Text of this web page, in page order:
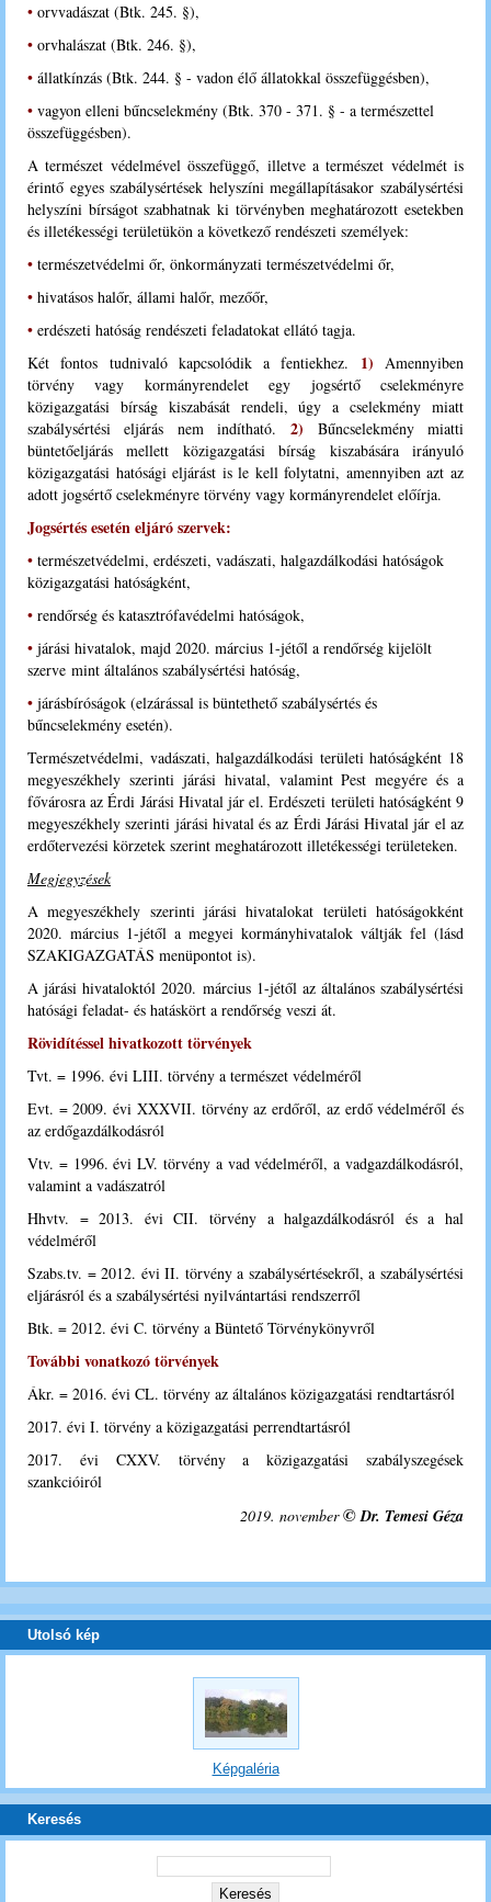
• orvvadászat (Btk. 245. §),
• orvhalászat (Btk. 246. §),
• állatkínzás (Btk. 244. § - vadon élő állatokkal összefüggésben),
• vagyon elleni bűncselekmény (Btk. 370 - 371. § - a természettel
összefüggésben).
A természet védelmével összefüggő, illetve a természet védelmét is
érintő egyes szabálysértések helyszíni megállapításakor szabálysértési
helyszíni bírságot szabhatnak ki törvényben meghatározott esetekben
és illetékességi területükön a következő rendészeti személyek:
• természetvédelmi őr, önkormányzati természetvédelmi őr,
• hivatásos halőr, állami halőr, mezőőr,
• erdészeti hatóság rendészeti feladatokat ellátó tagja.
Két fontos tudnivaló kapcsolódik a fentiekhez. 1) Amennyiben
törvény vagy kormányrendelet egy jogsértő cselekményre
közigazgatási bírság kiszabását rendeli, úgy a cselekmény miatt
szabálysértési eljárás nem indítható.2) Bűncselekmény miatti
büntetőeljárás mellett közigazgatási bírság kiszabására irányuló
közigazgatási hatósági eljárást is le kell folytatni, amennyiben azt az
adott jogsértő cselekményre törvény vagy kormányrendelet előírja.
Jogsértés esetén eljáró szervek:
• természetvédelmi, erdészeti, vadászati, halgazdálkodási hatóságok
közigazgatási hatóságként,
• rendőrség és katasztrófavédelmi hatóságok,
• járási hivatalok, majd 2020. március 1-jétől a rendőrség kijelölt
szerve mint általános szabálysértési hatóság,
• járásbíróságok (elzárással is büntethető szabálysértés és
bűncselekmény esetén).
Természetvédelmi, vadászati, halgazdálkodási területi hatóságként 18
megyeszékhely szerinti járási hivatal, valamint Pest megyére és a
fővárosra az Érdi Járási Hivatal jár el. Erdészeti területi hatóságként 9
megyeszékhely szerinti járási hivatal és az Érdi Járási Hivatal jár el az
erdőtervezési körzetek szerint meghatározott illetékességi területeken.
Megjegyzések
A megyeszékhely szerinti járási hivatalokat területi hatóságokként
2020. március 1-jétől a megyei kormányhivatalok váltják fel (lásd
SZAKIGAZGATÁS menüpontot is).
A járási hivataloktól 2020. március 1-jétől az általános szabálysértési
hatósági feladat- és hatáskört a rendőrség veszi át.
Rövidítéssel hivatkozott törvények
Tvt. = 1996. évi LIII. törvény a természet védelméről
Evt. = 2009. évi XXXVII. törvény az erdőről, az erdő védelméről és
az erdőgazdálkodásról
Vtv. = 1996. évi LV. törvény a vad védelméről, a vadgazdálkodásról,
valamint a vadászatról
Hhvtv. = 2013. évi CII. törvény a halgazdálkodásról és a hal
védelméről
Szabs.tv. = 2012. évi II. törvény a szabálysértésekről, a szabálysértési
eljárásról és a szabálysértési nyilvántartási rendszerről
Btk. = 2012. évi C. törvény a Büntető Törvénykönyvről
További vonatkozó törvények
Ákr. = 2016. évi CL. törvény az általános közigazgatási rendtartásról
2017. évi I. törvény a közigazgatási perrendtartásról
2017. évi CXXV. törvény a közigazgatási szabályszegések
szankcióiról
2019. november © Dr. Temesi Géza
Utolsó kép
Képgaléria
Keresés